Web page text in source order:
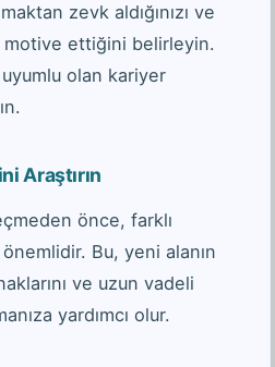
zevk aldığınızı ve
ettiğini belirleyin.
olan kariyer
Araştırın
önce, farklı
Bu, yeni alanın
ve uzun vadeli
yardımcı olur.